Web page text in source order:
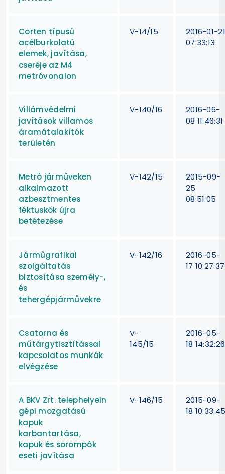
Corten típusú
acélburkolatú
elemek, javítása,
cseréje az M4
metróvonalon
V-14/15
2016-01-21
07:33:13
Villámvédelmi
javítások villamos
áramátalakítók
területén
V-140/16
2016-06-
08 11:46:31
Metró járműveken
alkalmazott
azbesztmentes
féktuskók újra
betétezése
V-142/15
2015-09-
25
08:51:05
Járműgrafikai
szolgáltatás
biztosítása személy-,
és
tehergépjárművekre
V-142/16
2016-05-
17 10:27:37
Csatorna és
műtárgytisztítással
kapcsolatos munkák
elvégzése
V-
145/15
2016-05-
18 14:32:26
A BKV Zrt. telephelyein
gépi mozgatású
kapuk
karbantartása,
kapuk és sorompók
eseti javítása
V-146/15
2015-09-
18